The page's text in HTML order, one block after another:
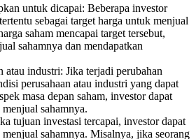
untuk dicapai: Beberapa investor
sebagai target harga untuk menjual
saham mencapai target tersebut,
sahamnya dan mendapatkan
atau industri: Jika terjadi perubahan
perusahaan atau industri yang dapat
masa depan saham, investor dapat
sahamnya.
tujuan investasi tercapai, investor dapat
sahamnya. Misalnya, jika seorang